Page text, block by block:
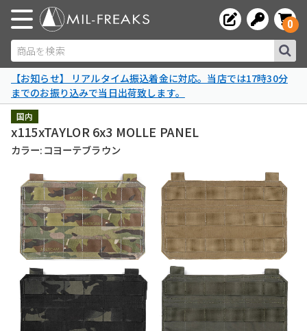
商品を検索
0
【お知らせ】 リアルタイム振込着金に対応。当店では17時30分
までのお振り込みで当日出荷致します。
国内
x115xTAYLOR 6x3 MOLLE PANEL
カラー:コヨーテブラウン